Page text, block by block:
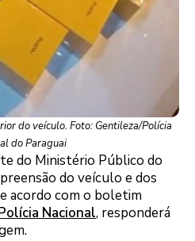
do veículo. Foto: Gentileza/Polícia
do Paraguai
do Ministério Público do
do veículo e dos
acordo com o boletim
Nacional, responderá